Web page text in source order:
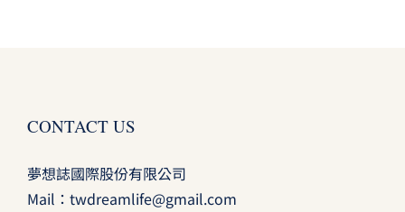
CONTACT US
夢想誌國際股份有限公司
Mail： twdreamlife@gmail.com